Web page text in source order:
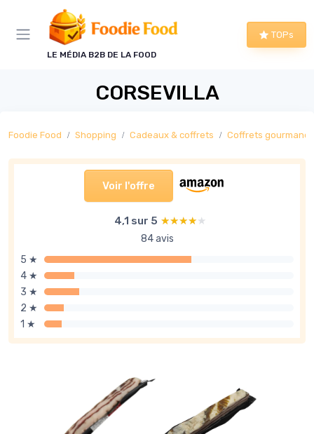
LE MÉDIA B2B DE LA FOOD
TOPs
CORSEVILLA
Foodie Food Shopping Cadeaux & coffrets Coffrets gourmands
Voir l'offre
4,1 sur 5 ★★★★★
★★★★★
84 avis
5 ★
4 ★
3 ★
2 ★
1 ★
Panneau de gestion des cookies